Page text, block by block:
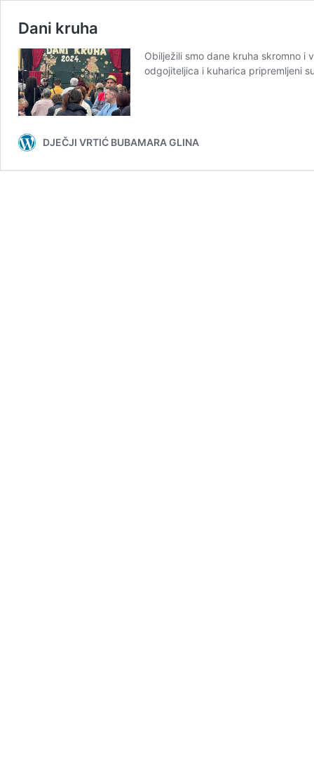
Dani kruha
Obilježili smo dane kruha skromno i
odgojiteljica i kuharica pripremljeni
DJEČJI VRTIĆ BUBAMARA GLINA